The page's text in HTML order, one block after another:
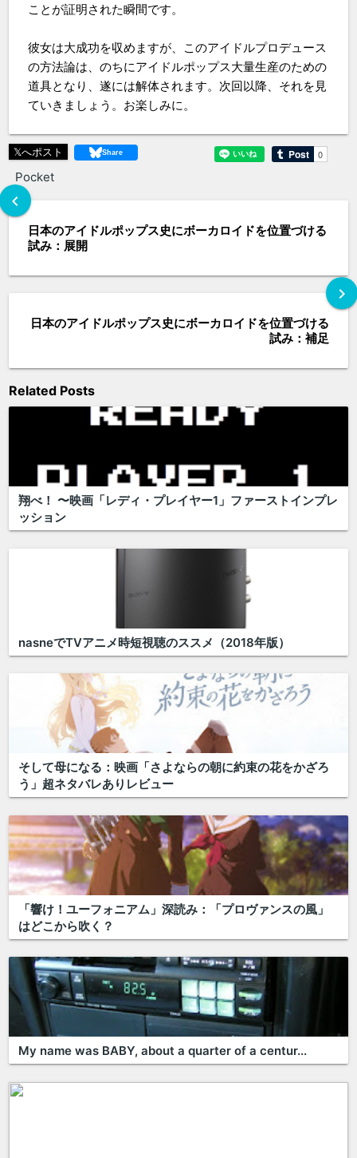
ことが証明された瞬間です。
彼女は大成功を収めますが、このアイドルプロデュース
の方法論は、のちにアイドルポップス大量生産のための
道具となり、遂には解体されます。次回以降、それを見
ていきましょう。お楽しみに。
𝕏へポスト
Pocket
chevron_left
日本のアイドルポップス史にボーカロイドを位置づける
試み：展開
chevron_right
日本のアイドルポップス史にボーカロイドを位置づける
試み：補足
Related Posts
翔べ！ 〜映画「レディ・プレイヤー1」ファーストインプレ
ッション
nasneでTVアニメ時短視聴のススメ（2018年版）
そして母になる：映画「さよならの朝に約束の花をかざろ
う」超ネタバレありレビュー
「響け！ユーフォニアム」深読み：「プロヴァンスの風」
はどこから吹く？
My name was BABY, about a quarter of a centur...